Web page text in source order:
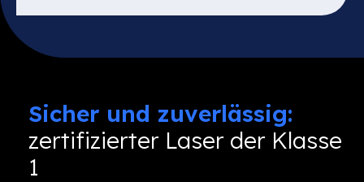
Sicher und zuverlässig:
zertifizierter Laser der Klasse
1